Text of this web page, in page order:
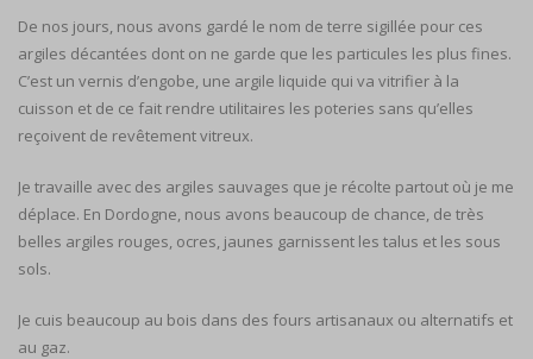
De nos jours, nous avons gardé le nom de terre sigillée pour ces
argiles décantées dont on ne garde que les particules les plus fines.
C’est un vernis d’engobe, une argile liquide qui va vitrifier à la
cuisson et de ce fait rendre utilitaires les poteries sans qu’elles
reçoivent de revêtement vitreux.
Je travaille avec des argiles sauvages que je récolte partout où je me
déplace. En Dordogne, nous avons beaucoup de chance, de très
belles argiles rouges, ocres, jaunes garnissent les talus et les sous
sols.
Je cuis beaucoup au bois dans des fours artisanaux ou alternatifs et
au gaz.